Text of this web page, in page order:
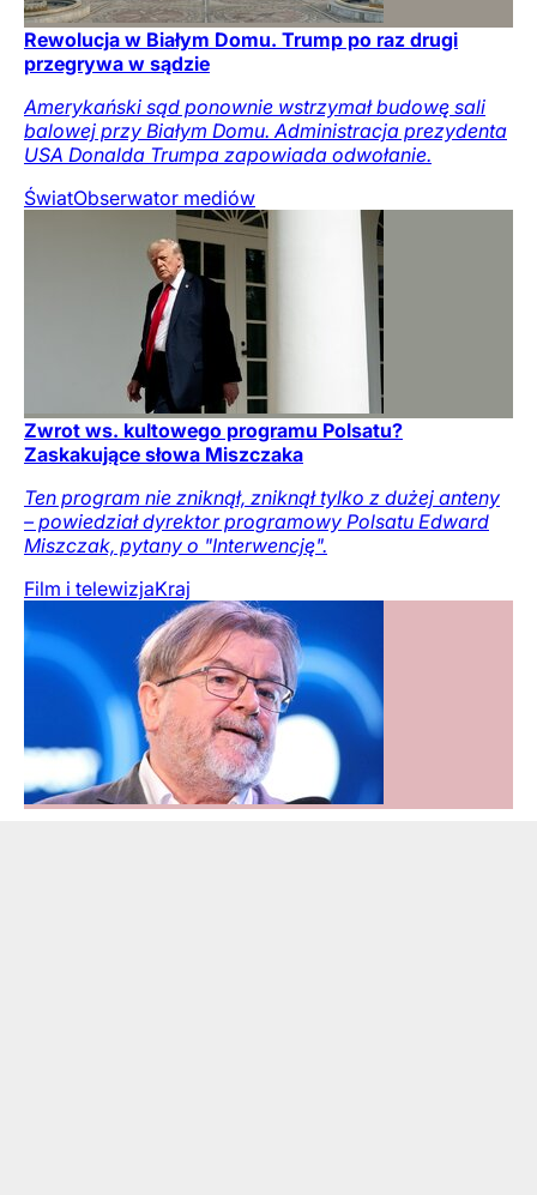
Rewolucja w Białym Domu. Trump po raz drugi
przegrywa w sądzie
Amerykański sąd ponownie wstrzymał budowę sali
balowej przy Białym Domu. Administracja prezydenta
USA Donalda Trumpa zapowiada odwołanie.
ŚwiatObserwator mediów
Zwrot ws. kultowego programu Polsatu?
Zaskakujące słowa Miszczaka
Ten program nie zniknął, zniknął tylko z dużej anteny
– powiedział dyrektor programowy Polsatu Edward
Miszczak, pytany o "Interwencję".
Film i telewizjaKraj